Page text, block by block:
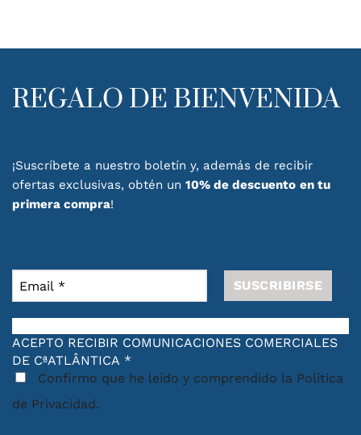
REGALO DE BIENVENIDA
¡Suscríbete a nuestro boletín y, además de recibir
ofertas exclusivas, obtén un 10% de descuento en tu
primera compra!
ACEPTO RECIBIR COMUNICACIONES COMERCIALES
DE CªATLÂNTICA *
Confirmo que he leído y comprendido la Política
de Privacidad.